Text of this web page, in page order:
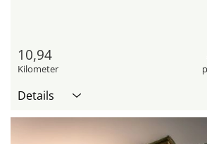
10,94
Kilometer
Details